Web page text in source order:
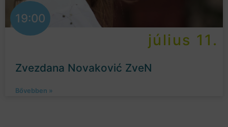
19:00
július 11.
Zvezdana Novaković ZveN
Bővebben »